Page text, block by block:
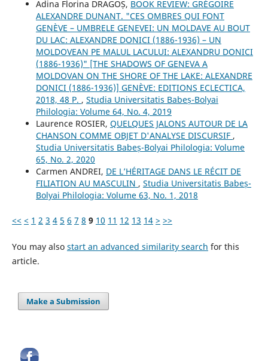
Adina Florina DRAGOȘ, BOOK REVIEW: GRÉGOIRE
ALEXANDRE DUNANT. "CES OMBRES QUI FONT
GENÈVE – UMBRELE GENEVEI: UN MOLDAVE AU BOUT
DU LAC: ALEXANDRE DONICI (1886-1936) – UN
MOLDOVEAN PE MALUL LACULUI: ALEXANDRU DONICI
(1886-1936)" [THE SHADOWS OF GENEVA A
MOLDOVAN ON THE SHORE OF THE LAKE: ALEXANDRE
DONICI (1886-1936)] GENÈVE: EDITIONS ECLECTICA,
2018, 48 P. , Studia Universitatis Babeș-Bolyai
Philologia: Volume 64, No. 4, 2019
Laurence ROSIER, QUELQUES JALONS AUTOUR DE LA
CHANSON COMME OBJET D'ANALYSE DISCURSIF ,
Studia Universitatis Babeș-Bolyai Philologia: Volume
65, No. 2, 2020
Carmen ANDREI, DE L’HÉRITAGE DANS LE RÉCIT DE
FILIATION AU MASCULIN , Studia Universitatis Babeș-
Bolyai Philologia: Volume 63, No. 1, 2018
<< < 1 2 3 4 5 6 7 8 9 10 11 12 13 14 > >>
You may also start an advanced similarity search for this
article.
Make a Submission